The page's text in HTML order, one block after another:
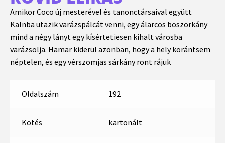
Amikor Coco új mesterével és tanonctársaival együtt
Kalnba utazik varázspálcát venni, egy álarcos boszorkány
mind a négy lányt egy kísértetiesen kihalt városba
varázsolja. Hamar kiderül azonban, hogy a hely korántsem
néptelen, és egy vérszomjas sárkány ront rájuk
Oldalszám 192
Kötés kartonált